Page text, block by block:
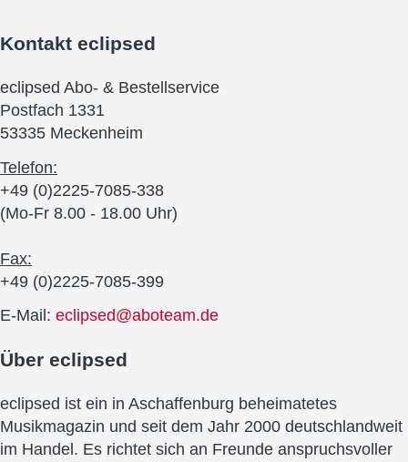
Kontakt eclipsed
eclipsed Abo- & Bestellservice
Postfach 1331
53335 Meckenheim
Telefon:
+49 (0)2225-7085-338
(Mo-Fr 8.00 - 18.00 Uhr)
Fax:
+49 (0)2225-7085-399
E-Mail: eclipsed@aboteam.de
Über eclipsed
eclipsed ist ein in Aschaffenburg beheimatetes
Musikmagazin und seit dem Jahr 2000 deutschlandweit
im Handel. Es richtet sich an Freunde anspruchsvoller